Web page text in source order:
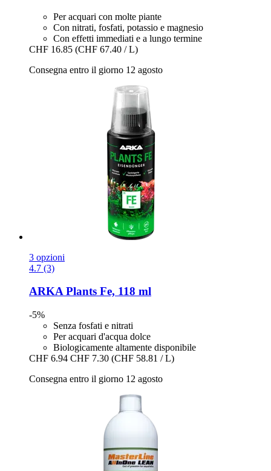
Per acquari con molte piante
Con nitrati, fosfati, potassio e magnesio
Con effetti immediati e a lungo termine
CHF 16.85 (CHF 67.40 / L)
Consegna entro il giorno 12 agosto
3 opzioni
4.7 (3)
ARKAPlants Fe, 118 ml
-5%
Senza fosfati e nitrati
Per acquari d'acqua dolce
Biologicamente altamente disponibile
CHF 6.94 CHF 7.30 (CHF 58.81 / L)
Consegna entro il giorno 12 agosto